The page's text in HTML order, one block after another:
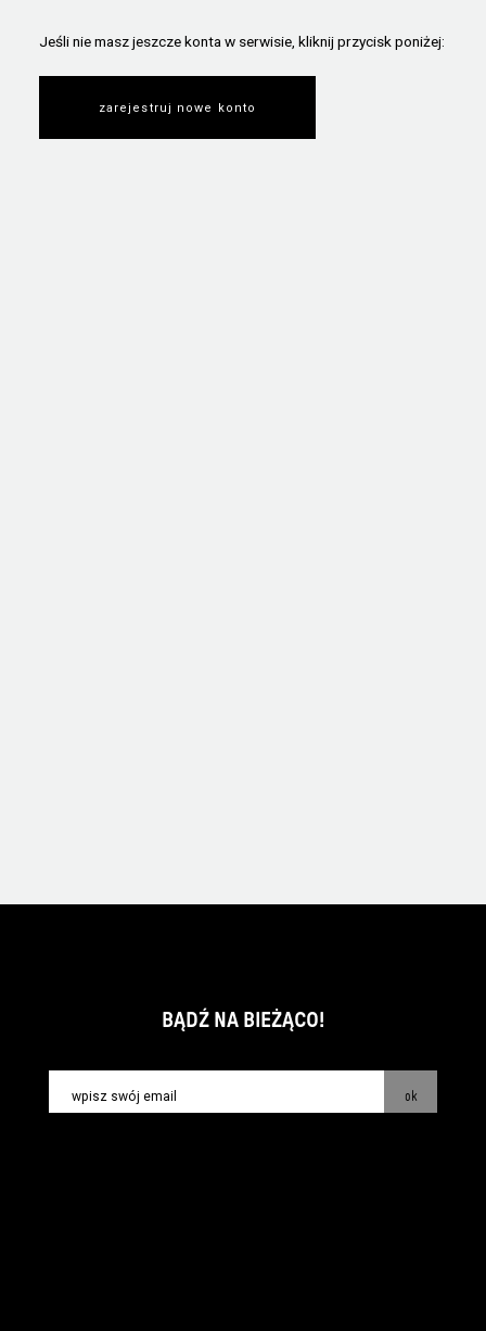
Jeśli nie masz jeszcze konta w serwisie, kliknij przycisk poniżej:
zarejestruj nowe konto
BĄDŹ NA BIEŻĄCO!
ok